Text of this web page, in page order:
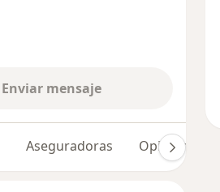
Enviar mensaje
Aseguradoras Opiniones (88)